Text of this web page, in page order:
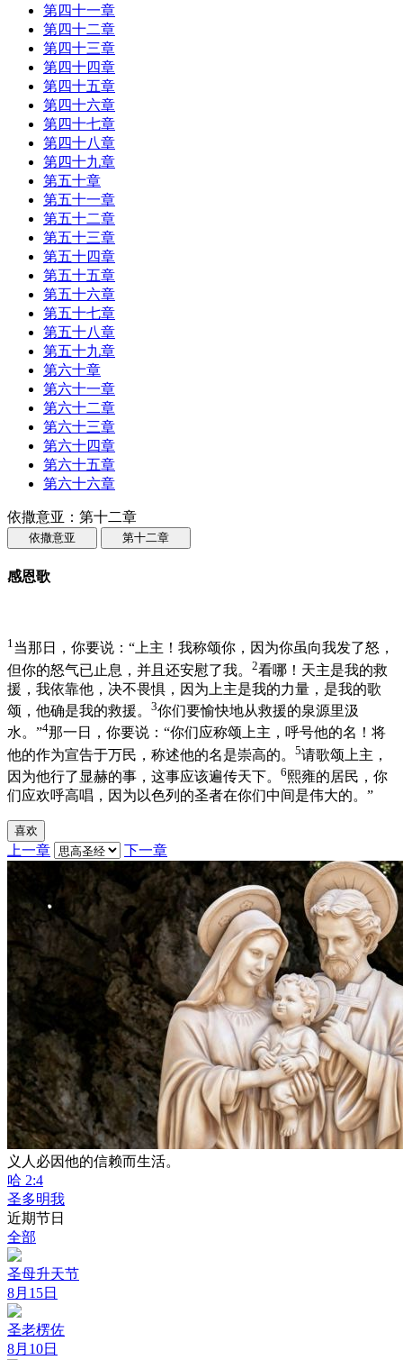
第四十一章
第四十二章
第四十三章
第四十四章
第四十五章
第四十六章
第四十七章
第四十八章
第四十九章
第五十章
第五十一章
第五十二章
第五十三章
第五十四章
第五十五章
第五十六章
第五十七章
第五十八章
第五十九章
第六十章
第六十一章
第六十二章
第六十三章
第六十四章
第六十五章
第六十六章
依撒意亚：第十二章
依撒意亚 第十二章
感恩歌
1当那日，你要说：“上主！我称颂你，因为你虽向我发了怒，
但你的怒气已止息，并且还安慰了我。 2看哪！天主是我的救
援，我依靠他，决不畏惧，因为上主是我的力量，是我的歌
颂，他确是我的救援。 3你们要愉快地从救援的泉源里汲
水。”4那一日，你要说：“你们应称颂上主，呼号他的名！将
他的作为宣告于万民，称述他的名是崇高的。 5请歌颂上主，
因为他行了显赫的事，这事应该遍传天下。 6熙雍的居民，你
们应欢呼高唱，因为以色列的圣者在你们中间是伟大的。”
喜欢
上一章 下一章
义人必因他的信赖而生活。
哈 2:4
圣多明我
近期节日
全部
圣母升天节
8月15日
圣老楞佐
8月10日